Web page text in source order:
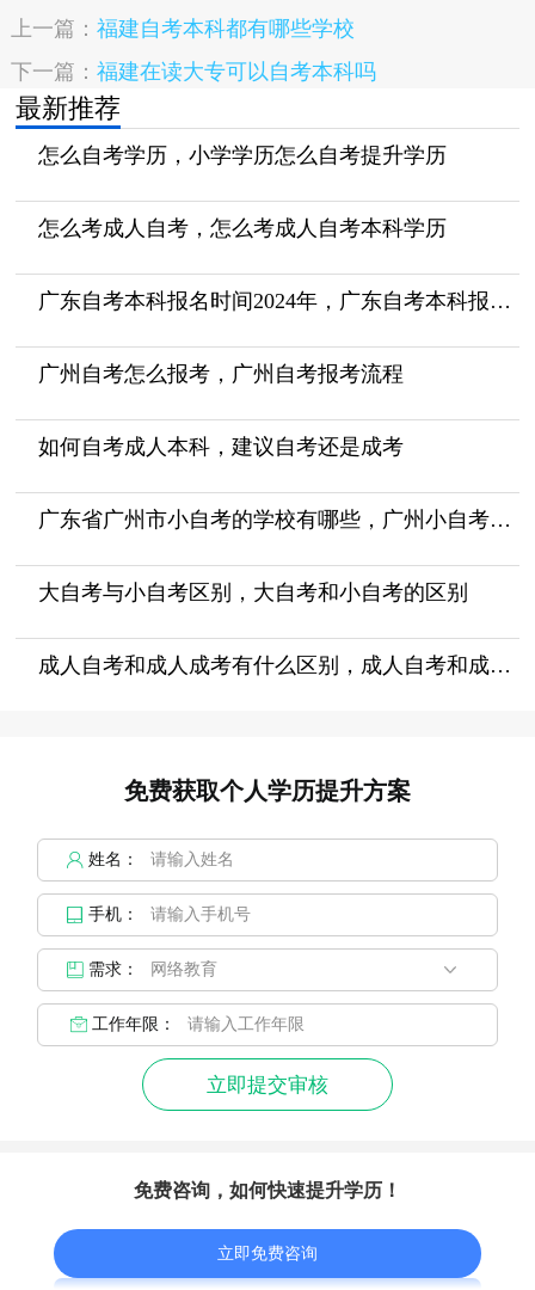
上一篇：福建自考本科都有哪些学校
下一篇：福建在读大专可以自考本科吗
最新推荐
怎么自考学历，小学学历怎么自考提升学历
怎么考成人自考，怎么考成人自考本科学历
广东自考本科报名时间2024年，广东自考本科报名时间2024年4月
广州自考怎么报考，广州自考报考流程
如何自考成人本科，建议自考还是成考
广东省广州市小自考的学校有哪些，广州小自考报什么机构好
大自考与小自考区别，大自考和小自考的区别
成人自考和成人成考有什么区别，成人自考和成考的区别
免费获取个人学历提升方案
姓名：
手机：
需求：
工作年限：
立即提交审核
免费咨询，如何快速提升学历！
立即免费咨询